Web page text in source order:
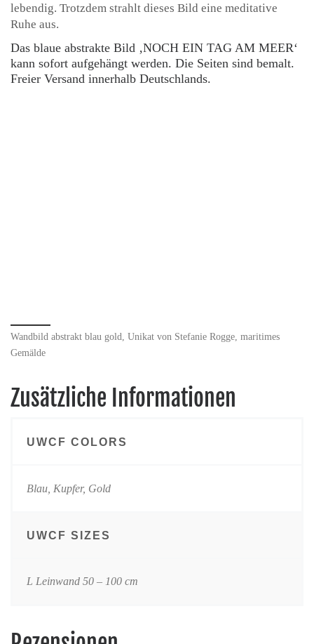
lebendig. Trotzdem strahlt dieses Bild eine meditative
Ruhe aus.
Das blaue abstrakte Bild ‚NOCH EIN TAG AM MEER‘
kann sofort aufgehängt werden. Die Seiten sind bemalt.
Freier Versand innerhalb Deutschlands.
Wandbild abstrakt blau gold, Unikat von Stefanie Rogge, maritimes
Gemälde
Zusätzliche Informationen
UWCF COLORS
Blau, Kupfer, Gold
UWCF SIZES
L Leinwand 50 – 100 cm